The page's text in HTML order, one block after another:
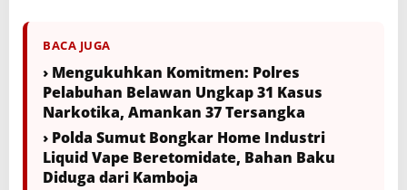
BACA JUGA
› Mengukuhkan Komitmen: Polres
Pelabuhan Belawan Ungkap 31 Kasus
Narkotika, Amankan 37 Tersangka
› Polda Sumut Bongkar Home Industri
Liquid Vape Beretomidate, Bahan Baku
Diduga dari Kamboja